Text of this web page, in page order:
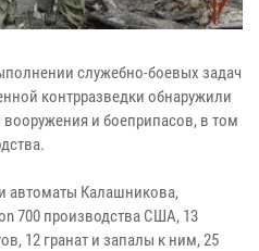
служебно-боевых задач
контрразведки обнаружили
и боеприпасов, в том
автоматы Калашникова,
700 производства США, 13
12 гранат и запалы к ним, 25